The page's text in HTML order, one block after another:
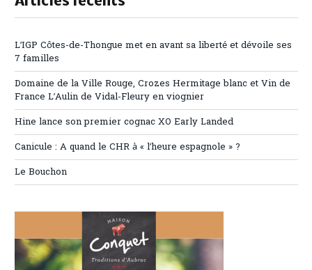
L’IGP Côtes-de-Thongue met en avant sa liberté et dévoile ses
7 familles
Domaine de la Ville Rouge, Crozes Hermitage blanc et Vin de
France L’Aulin de Vidal-Fleury en viognier
Hine lance son premier cognac XO Early Landed
Canicule : A quand le CHR à « l’heure espagnole » ?
Le Bouchon